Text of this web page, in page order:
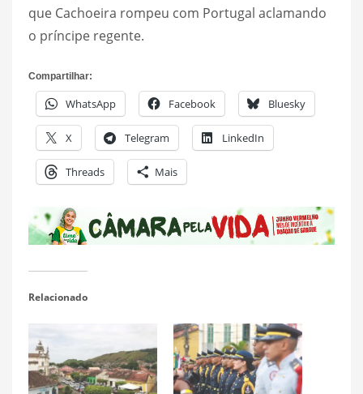
que Cachoeira rompeu com Portugal aclamando
o príncipe regente.
Compartilhar:
WhatsApp Facebook Bluesky
X Telegram LinkedIn
Threads Mais
Relacionado